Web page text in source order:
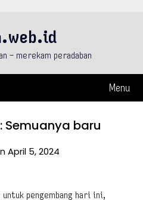
– merekam peradaban
Menu
Semuanya baru
April 5, 2024
pengembang hari ini,